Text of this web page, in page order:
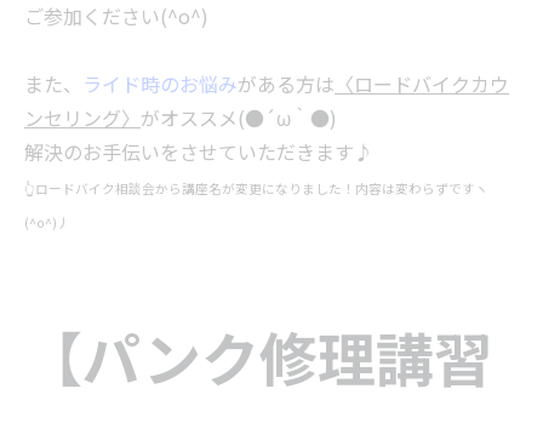
ご参加ください(^o^)
また、 ライド時のお悩みがある方は 〈ロードバイクカウ
ンセリング〉 がオススメ(●´ω｀●)
解決のお手伝いをさせていただきます♪
👆ロードバイク相談会から講座名が変更になりました！内容は変わらずですヽ
(^o^)丿
【パンク修理講習